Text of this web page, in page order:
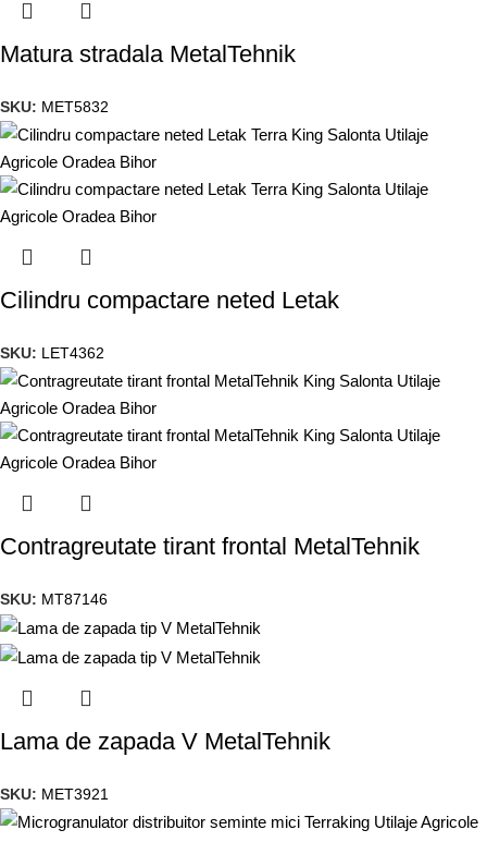
Matura stradala MetalTehnik
SKU: MET5832
Cilindru compactare neted Letak
SKU: LET4362
Contragreutate tirant frontal MetalTehnik
SKU: MT87146
Lama de zapada V MetalTehnik
SKU: MET3921